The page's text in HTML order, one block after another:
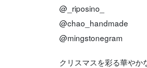
@_riposino_
@chao_handmade
@mingstonegram
クリスマスを彩る華や